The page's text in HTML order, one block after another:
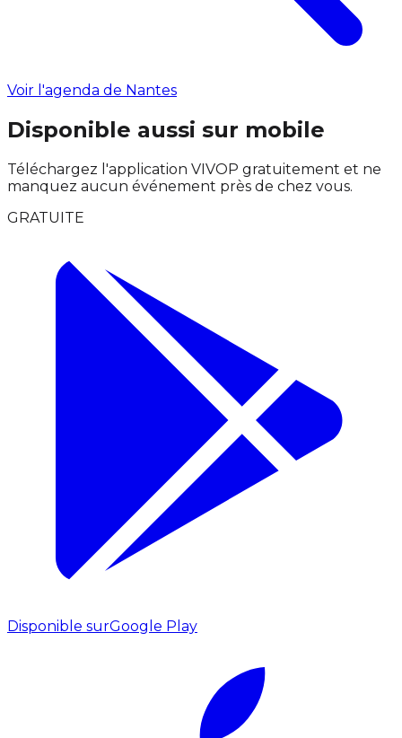
Voir l'agenda de Nantes
Disponible aussi sur mobile
Téléchargez l'application VIVOP gratuitement et ne
manquez aucun événement près de chez vous.
GRATUITE
Disponible surGoogle Play